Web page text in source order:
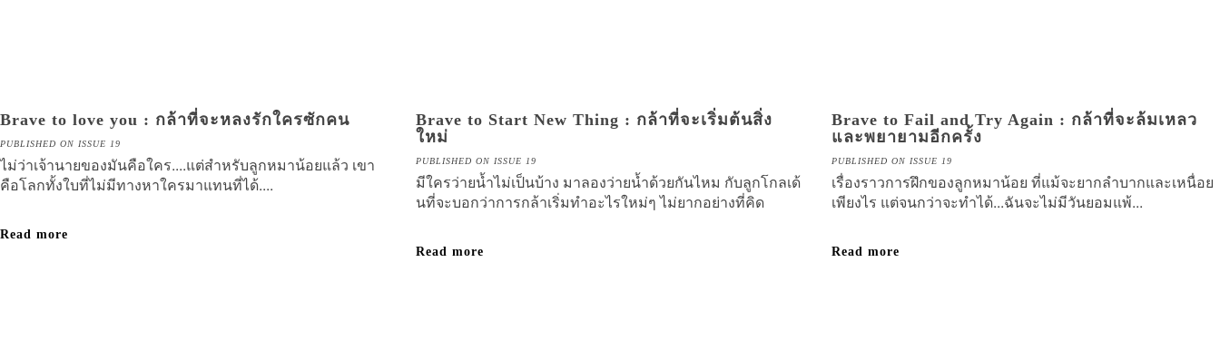
Brave to love you : กล้าที่จะหลงรักใครซักคน
PUBLISHED ON ISSUE 19
ไม่ว่าเจ้านายของมันคือใคร....แต่สำหรับลูกหมาน้อยแล้ว เขา
คือโลกทั้งใบที่ไม่มีทางหาใครมาแทนที่ได้....
Read more
Brave to Start New Thing : กล้าที่จะเริ่มต้นสิ่ง
ใหม่
PUBLISHED ON ISSUE 19
มีใครว่ายน้ำไม่เป็นบ้าง มาลองว่ายน้ำด้วยกันไหม กับลูกโกลเด้
นที่จะบอกว่าการกล้าเริ่มทำอะไรใหม่ๆ ไม่ยากอย่างที่คิด
Read more
Brave to Fail and Try Again : กล้าที่จะล้มเหลว
และพยายามอีกครั้ง
PUBLISHED ON ISSUE 19
เรื่องราวการฝึกของลูกหมาน้อย ที่แม้จะยากลำบากและเหนื่อย
เพียงไร แต่จนกว่าจะทำได้...ฉันจะไม่มีวันยอมแพ้...
Read more